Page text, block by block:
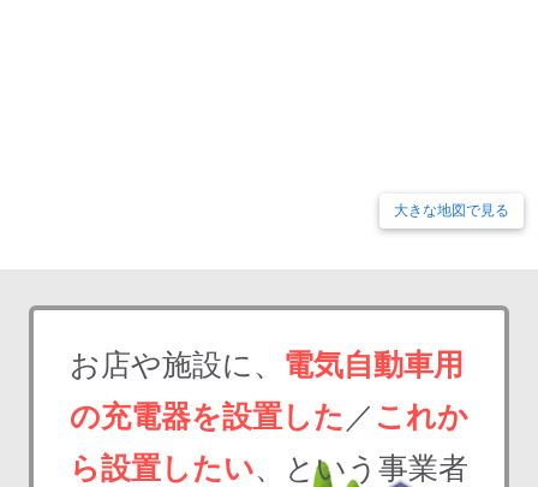
大きな地図で見る
お店や施設に、 電気自動車用
の充電器を設置した ／ これか
ら設置したい、という事業者